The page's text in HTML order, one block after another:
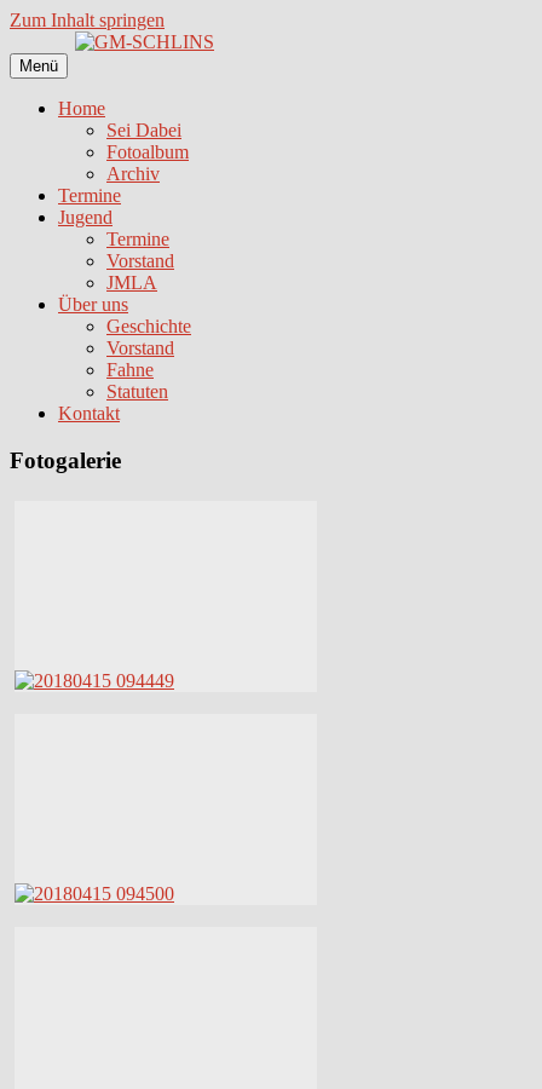
Zum Inhalt springen
Menü
Home
Sei Dabei
Fotoalbum
Archiv
Termine
Jugend
Termine
Vorstand
JMLA
Über uns
Geschichte
Vorstand
Fahne
Statuten
Kontakt
Fotogalerie